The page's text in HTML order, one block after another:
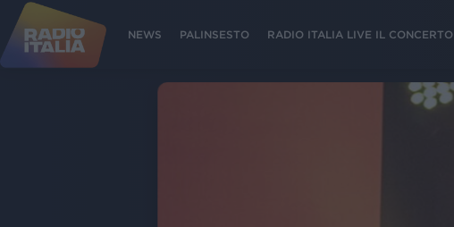
NEWS PALINSESTO RADIO ITALIA LIVE IL CONCERTO